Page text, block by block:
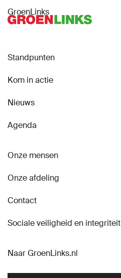
GroenLinks
Standpunten
Kom in actie
Nieuws
Agenda
Onze mensen
Onze afdeling
Contact
Sociale veiligheid en integriteit
Naar GroenLinks.nl